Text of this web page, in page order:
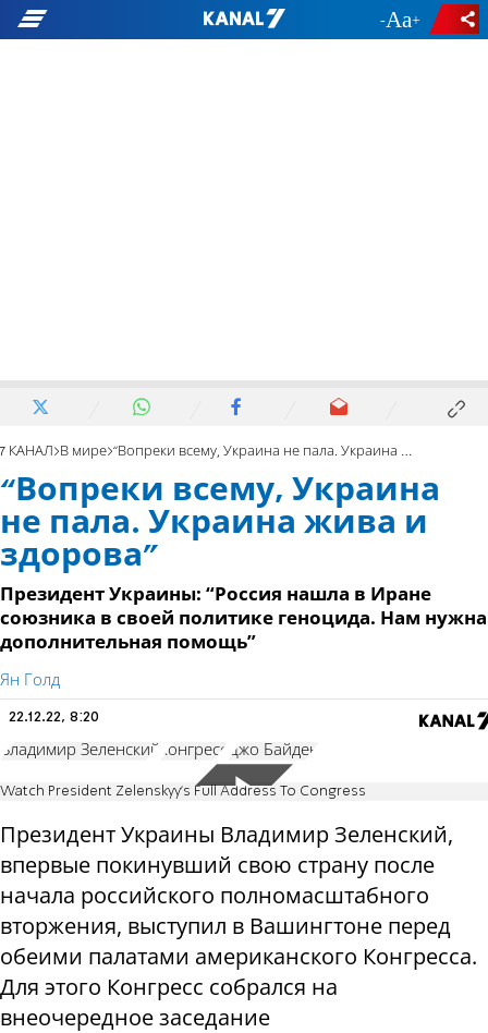
- +
7 КАНАЛ В мире “Вопреки всему, Украина не пала. Украина жива и здорова”
“Вопреки всему, Украина
не пала. Украина жива и
здорова”
Президент Украины: “Россия нашла в Иране
союзника в своей политике геноцида. Нам нужна
дополнительная помощь”
Ян Голд
22.12.22, 8:20
Владимир Зеленский конгресс Джо Байден
Watch President Zelenskyy's Full Address To Congress
Президент Украины Владимир Зеленский,
впервые покинувший свою страну после
начала российского полномасштабного
вторжения, выступил в Вашингтоне перед
обеими палатами американского Конгресса.
Для этого Конгресс собрался на
внеочередное заседание